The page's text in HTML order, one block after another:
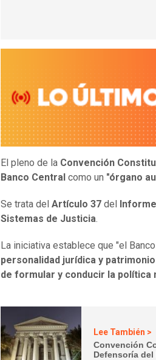
El pleno de la Convención
Banco Central como un "órgano
Se trata del Artículo 37 del
Sistemas de Justicia.
La iniciativa establece que "el
personalidad jurídica y
de formular y conducir la política
Lee También >
Convención
Defensoría del